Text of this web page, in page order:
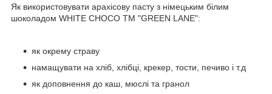
Як використовувати арахісову пасту з німецьким білим
шоколадом WHITE CHOCO TM "GREEN LANE":
як окрему страву
намащувати на хліб, хлібці, крекер, тости, печиво і т.д
як доповнення до каш, мюслі та гранол